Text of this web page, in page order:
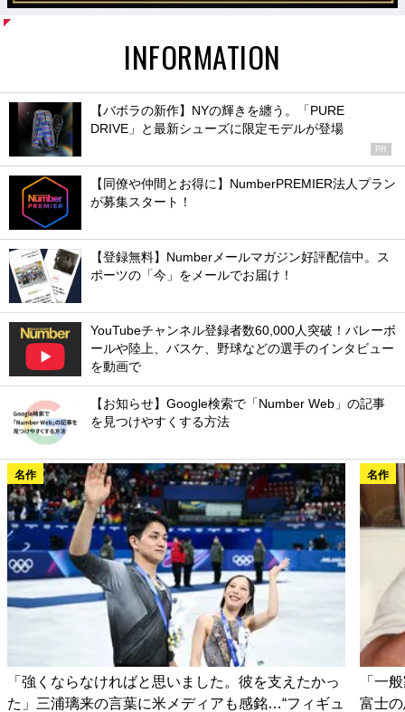
INFORMATION
【バボラの新作】NYの輝きを纏う。「PURE
DRIVE」と最新シューズに限定モデルが登場
PR
【同僚や仲間とお得に】NumberPREMIER法人プラン
が募集スタート！
【登録無料】Numberメールマガジン好評配信中。ス
ポーツの「今」をメールでお届け！
YouTubeチャンネル登録者数60,000人突破！バレーボ
ールや陸上、バスケ、野球などの選手のインタビュー
を動画で
【お知らせ】Google検索で「Number Web」の記事
を見つけやすくする方法
名作
「強くならなければと思いました。彼を支えたかっ
た」三浦璃来の言葉に米メディアも感銘…“フィギュ
名作
「一
富士